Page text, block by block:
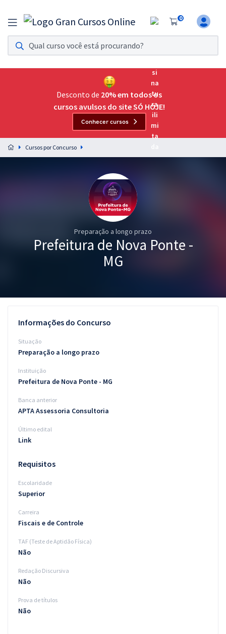
0
Assinatura Ilimitada 11
Acesso a todos os cursos. Teste grátis por 7 dias!
Assinatura OAB Até Passar
Acesso ilimitado a toda preparação para o Exame da
Preparação completa e intensiva para as principais
residências em saúde do Brasil
Conteúdo gratuito
Blog
Desconto de 20% em todos os
cursos avulsos do site SÓ HOJE!
Conhecer cursos
Cursos por Concurso
Preparação a longo prazo
Prefeitura de Nova Ponte -
MG
Informações do Concurso
Situação
Preparação a longo prazo
Instituição
Prefeitura de Nova Ponte - MG
Banca anterior
APTA Assessoria Consultoria
Último edital
Link
Requisitos
Escolaridade
Superior
Carreira
Fiscais e de Controle
TAF (Teste de Aptidão Física)
Não
Redação Discursiva
Não
Prova de títulos
Não